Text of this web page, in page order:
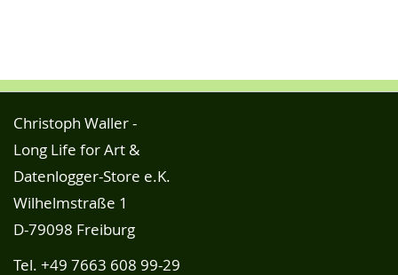
Christoph Waller -
Long Life for Art &
Datenlogger-Store e.K.
Wilhelmstraße 1
D-79098 Freiburg
Tel. +49 7663 608 99-29